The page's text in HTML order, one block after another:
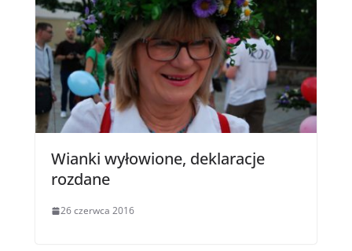
Wianki wyłowione, deklaracje
rozdane
26 czerwca 2016